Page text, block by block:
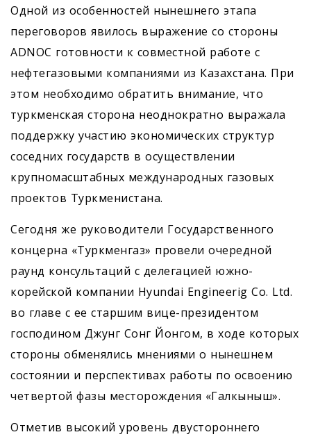
Одной из особенностей нынешнего этапа
переговоров явилось выражение со стороны
ADNOC готовности к совместной работе с
нефтегазовыми компаниями из Казахстана. При
этом необходимо обратить внимание, что
туркменская сторона неоднократно выражала
поддержку участию экономических структур
соседних государств в осуществлении
крупномасштабных международных газовых
проектов Туркменистана.
Сегодня же руководители Государственного
концерна «Туркменгаз» провели очередной
раунд консультаций с делегацией южно-
корейской компании Hyundai Engineerig Co. Ltd.
во главе с ее старшим вице-президентом
господином Джунг Сонг Йонгом, в ходе которых
стороны обменялись мнениями о нынешнем
состоянии и перспективах работы по освоению
четвертой фазы месторождения «Галкыныш».
Отметив высокий уровень двустороннего